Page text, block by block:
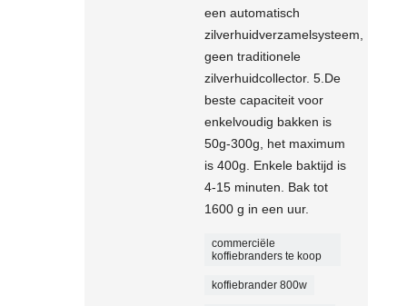
een automatisch
zilverhuidverzamelsysteem,
geen traditionele
zilverhuidcollector. 5.De
beste capaciteit voor
enkelvoudig bakken is
50g-300g, het maximum
is 400g. Enkele baktijd is
4-15 minuten. Bak tot
1600 g in een uur.
commerciële
koffiebranders te koop
koffiebrander 800w